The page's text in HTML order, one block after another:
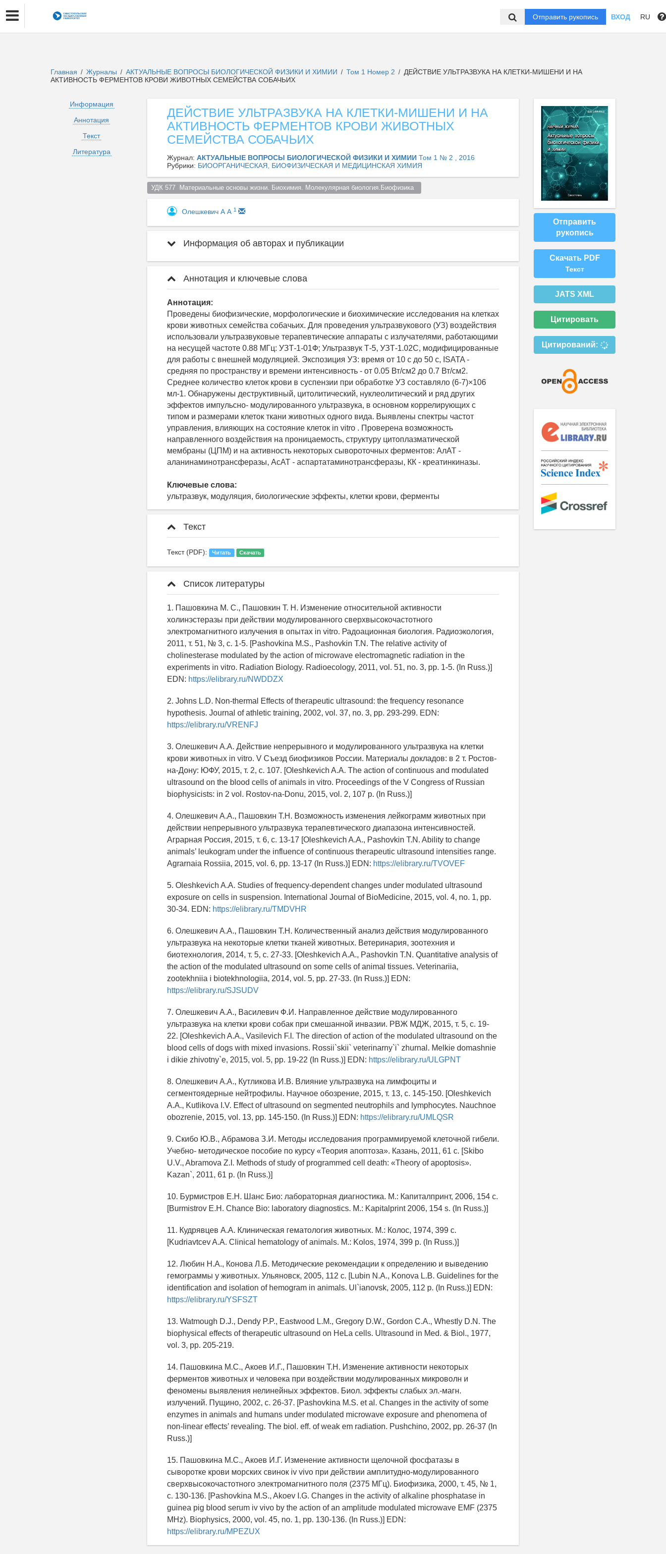
Отправить рукопись ВХОД RU
Главная / Журналы / АКТУАЛЬНЫЕ ВОПРОСЫ БИОЛОГИЧЕСКОЙ ФИЗИКИ И ХИМИИ / Том 1 Номер 2 / ДЕЙСТВИЕ УЛЬТРАЗВУКА НА КЛЕТКИ-МИШЕНИ И НА
АКТИВНОСТЬ ФЕРМЕНТОВ КРОВИ ЖИВОТНЫХ СЕМЕЙСТВА СОБАЧЬИХ
Информация
Аннотация
Текст
Литература
ДЕЙСТВИЕ УЛЬТРАЗВУКА НА КЛЕТКИ-МИШЕНИ И НА
АКТИВНОСТЬ ФЕРМЕНТОВ КРОВИ ЖИВОТНЫХ
СЕМЕЙСТВА СОБАЧЬИХ
Журнал: АКТУАЛЬНЫЕ ВОПРОСЫ БИОЛОГИЧЕСКОЙ ФИЗИКИ И ХИМИИ Том 1 № 2 , 2016
Рубрики: БИООРГАНИЧЕСКАЯ, БИОФИЗИЧЕСКАЯ И МЕДИЦИНСКАЯ ХИМИЯ
УДК 577  Материальные основы жизни. Биохимия. Молекулярная биология.Биофизика
Олешкевич А А 1
Информация об авторах и публикации
Аннотация и ключевые слова
Аннотация:
Проведены биофизические, морфологические и биохимические исследования на клетках
крови животных семейства собачьих. Для проведения ультразвукового (УЗ) воздействия
использовали ультразвуковые терапевтические аппараты с излучателями, работающими
на несущей частоте 0.88 МГц: УЗТ-1-01Ф; Ультразвук Т-5, УЗТ-1.02С, модифицированные
для работы с внешней модуляцией. Экспозиция УЗ: время от 10 с до 50 с, ISATA -
средняя по пространству и времени интенсивность - от 0.05 Вт/см2 до 0.7 Вт/см2.
Среднее количество клеток крови в суспензии при обработке УЗ составляло (6-7)×106
мл-1. Обнаружены деструктивный, цитолитический, нуклеолитический и ряд других
эффектов импульсно- модулированного ультразвука, в основном коррелирующих с
типом и размерами клеток ткани животных одного вида. Выявлены спектры частот
управления, влияющих на состояние клеток in vitro . Проверена возможность
направленного воздействия на проницаемость, структуру цитоплазматической
мембраны (ЦПМ) и на активность некоторых сывороточных ферментов: АлАТ -
аланинаминотрансферазы, АсАТ - аспартатаминотрансферазы, КК - креатинкиназы.
Ключевые слова:
ультразвук, модуляция, биологические эффекты, клетки крови, ферменты
Текст
Текст (PDF): Читать Скачать
Список литературы
1. Пашовкина М. С., Пашовкин Т. Н. Изменение относительной активности
холинэстеразы при действии модулированного сверхвысокочастотного
электромагнитного излучения в опытах in vitro. Радоационная биология. Радиоэкология,
2011, т. 51, № 3, c. 1-5. [Pashovkina M.S., Pashovkin T.N. The relative activity of
cholinesterase modulated by the action of microwave electromagnetic radiation in the
experiments in vitro. Radiation Biology. Radioecology, 2011, vol. 51, no. 3, pp. 1-5. (In Russ.)]
EDN: https://elibrary.ru/NWDDZX
2. Johns L.D. Non-thermal Effects of therapeutic ultrasound: the frequency resonance
hypothesis. Journal of athletic training, 2002, vol. 37, no. 3, pp. 293-299. EDN:
https://elibrary.ru/VRENFJ
3. Олешкевич А.А. Действие непрерывного и модулированного ультразвука на клетки
крови животных in vitro. V Съезд биофизиков России. Материалы докладов: в 2 т. Ростов-
на-Дону: ЮФУ, 2015, т. 2, c. 107. [Oleshkevich A.A. The action of continuous and modulated
ultrasound on the blood cells of animals in vitro. Proceedings of the V Congress of Russian
biophysicists: in 2 vol. Rostov-na-Donu, 2015, vol. 2, 107 p. (In Russ.)]
4. Олешкевич А.А., Пашовкин Т.Н. Возможность изменения лейкограмм животных при
действии непрерывного ультразвука терапевтического диапазона интенсивностей.
Аграрная Россия, 2015, т. 6, с. 13-17 [Oleshkevich A.A., Pashovkin T.N. Ability to change
animals’ leukogram under the influence of continuous therapeutic ultrasound intensities range.
Agrarnaia Rossiia, 2015, vol. 6, pp. 13-17 (In Russ.)] EDN: https://elibrary.ru/TVOVEF
5. Oleshkevich A.A. Studies of frequency-dependent changes under modulated ultrasound
exposure on cells in suspension. International Journal of BioMedicine, 2015, vol. 4, no. 1, pp.
30-34. EDN: https://elibrary.ru/TMDVHR
6. Олешкевич А.А., Пашовкин Т.Н. Количественный анализ действия модулированного
ультразвука на некоторые клетки тканей животных. Ветеринария, зоотехния и
биотехнология, 2014, т. 5, с. 27-33. [Oleshkevich A.A., Pashovkin T.N. Quantitative analysis of
the action of the modulated ultrasound on some cells of animal tissues. Veterinariia,
zootekhniia i biotekhnologiia, 2014, vol. 5, pp. 27-33. (In Russ.)] EDN:
https://elibrary.ru/SJSUDV
7. Олешкевич А.А., Василевич Ф.И. Направленное действие модулированного
ультразвука на клетки крови собак при смешанной инвазии. РВЖ МДЖ, 2015, т. 5, с. 19-
22. [Oleshkevich A.A., Vasilevich F.I. The direction of action of the modulated ultrasound on the
blood cells of dogs with mixed invasions. Rossii`skii` veterinarny`i` zhurnal. Melkie domashnie
i dikie zhivotny`e, 2015, vol. 5, pp. 19-22 (In Russ.)] EDN: https://elibrary.ru/ULGPNT
8. Олешкевич А.А., Кутликова И.В. Влияние ультразвука на лимфоциты и
сегментоядерные нейтрофилы. Научное обозрение, 2015, т. 13, с. 145-150. [Oleshkevich
A.A., Kutlikova I.V. Effect of ultrasound on segmented neutrophils and lymphocytes. Nauchnoe
obozrenie, 2015, vol. 13, pp. 145-150. (In Russ.)] EDN: https://elibrary.ru/UMLQSR
9. Скибо Ю.В., Абрамова З.И. Методы исследования программируемой клеточной гибели.
Учебно- методическое пособие по курсу «Теория апоптоза». Казань, 2011, 61 с. [Skibo
U.V., Abramova Z.I. Methods of study of programmed cell death: «Theory of apoptosis».
Kazan`, 2011, 61 p. (In Russ.)]
10. Бурмистров E.H. Шанс Био: лабораторная диагностика. М.: Капиталпринт, 2006, 154 с.
[Burmistrov E.H. Chance Bio: laboratory diagnostics. M.: Kapitalprint 2006, 154 s. (In Russ.)]
11. Кудрявцев A.A. Клиническая гематология животных. М.: Колос, 1974, 399 с.
[Kudriavtcev A.A. Clinical hematology of animals. M.: Kolos, 1974, 399 p. (In Russ.)]
12. Любин Н.А., Конова Л.Б. Методические рекомендации к определению и выведению
гемограммы у животных. Ульяновск, 2005, 112 с. [Lubin N.A., Konova L.B. Guidelines for the
identification and isolation of hemogram in animals. Ul`ianovsk, 2005, 112 p. (In Russ.)] EDN:
https://elibrary.ru/YSFSZT
13. Watmough D.J., Dendy P.P., Eastwood L.M., Gregory D.W., Gordon C.A., Whestly D.N. The
biophysical effects of therapeutic ultrasound on HeLa cells. Ultrasound in Med. & Biol., 1977,
vol. 3, pp. 205-219.
14. Пашовкина М.С., Акоев И.Г., Пашовкин Т.Н. Изменение активности некоторых
ферментов животных и человека при воздействии модулированных микроволн и
феномены выявления нелинейных эффектов. Биол. эффекты слабых эл.-магн.
излучений. Пущино, 2002, c. 26-37. [Pashovkina M.S. et al. Changes in the activity of some
enzymes in animals and humans under modulated microwave exposure and phenomena of
non-linear effects’ revealing. The biol. eff. of weak em radiation. Pushchino, 2002, pp. 26-37 (In
Russ.)]
15. Пашовкина М.С., Акоев И.Г. Изменение активности щелочной фосфатазы в
сыворотке крови морских свинок iv vivo при действии амплитудно-модулированного
сверхвысокочастотного электромагнитного поля (2375 МГц). Биофизика, 2000, т. 45, № 1,
с. 130-136. [Pashovkina M.S., Akoev I.G. Changes in the activity of alkaline phosphatase in
guinea pig blood serum iv vivo by the action of an amplitude modulated microwave EMF (2375
MHz). Biophysics, 2000, vol. 45, no. 1, pp. 130-136. (In Russ.)] EDN:
https://elibrary.ru/MPEZUX
Отправить
рукопись
Скачать PDF
Текст
JATS XML
Цитировать
Цитирований: